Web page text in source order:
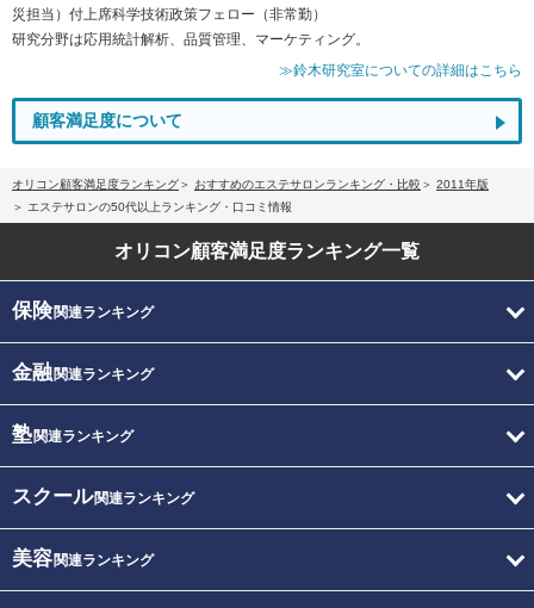
災担当）付上席科学技術政策フェロー（非常勤）
研究分野は応用統計解析、品質管理、マーケティング。
≫鈴木研究室についての詳細はこちら
顧客満足度について
オリコン顧客満足度ランキング おすすめのエステサロンランキング・比較
2011年版
エステサロンの50代以上ランキング・口コミ情報
オリコン顧客満足度ランキング一覧
保険関連ランキング
金融関連ランキング
塾関連ランキング
スクール関連ランキング
美容関連ランキング